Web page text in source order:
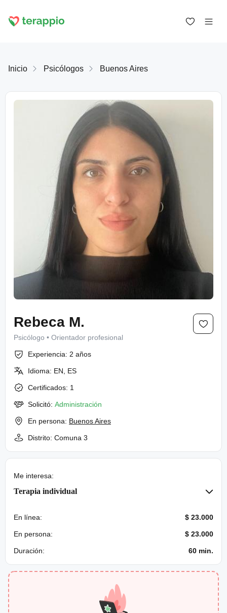
Iniciar sesión como psicólogo
Para los psicólogos
Preguntas y respuestas
office@terappio.com
Inicio Psicólogos Buenos Aires
Rebeca M.
Psicólogo Orientador profesional
Experiencia: 2 años
Idioma: EN, ES
Certificados: 1
Solicitó: Administración
En persona: Buenos Aires
Distrito: Comuna 3
Me interesa:
Terapia individual
En línea: $ 23.000
En persona: $ 23.000
Duración: 60 min.